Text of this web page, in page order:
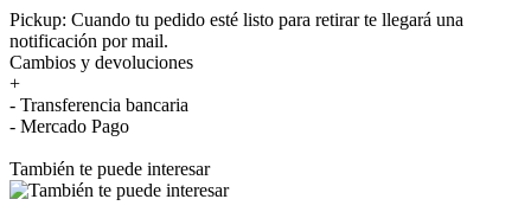
Pickup: Cuando tu pedido esté listo para retirar te llegará una
notificación por mail.
Cambios y devoluciones
+
- Transferencia bancaria
- Mercado Pago
También te puede interesar